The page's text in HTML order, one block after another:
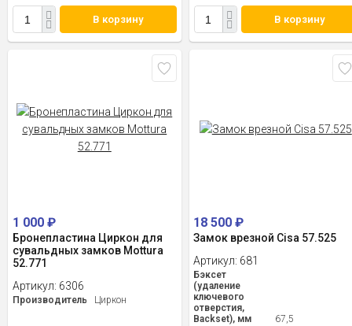
В корзину В корзину
1 000 ₽
Бронепластина Циркон для
сувальдных замков Mottura
52.771
Артикул: 6306
Производитель Циркон
18 500₽
Замок врезной Cisa 57.525
Артикул: 681
Бэксет
(удаление
ключевого
отверстия,
Backset), мм
67,5